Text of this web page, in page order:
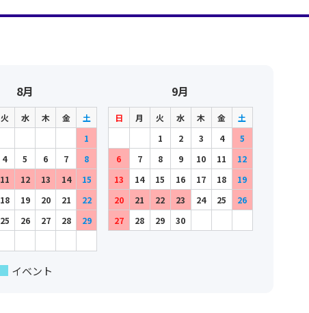
8月
火 水 木 金
土
1
4 5 6 7
8
11 12 13 14
15
18 19 20 21
22
25 26 27 28
29
9月
日 月 火 水 木 金
土
1
2 3 4
5
6
7 8 9 10 11
12
13
14 15 16 17 18
19
20
21 22 23 24 25
26
27
28 29 30
イベント